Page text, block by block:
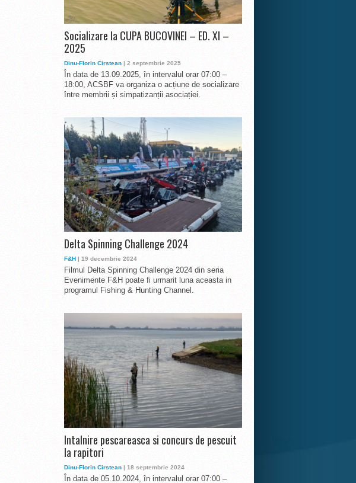
Socializare la CUPA BUCOVINEI – ED. XI –
2025
Dinu-Florin Cirstean | 2 septembrie 2025
În data de 13.09.2025, în intervalul orar 07:00 –
18:00, ACSBF va organiza o acțiune de socializare
între membrii și simpatizanții asociației.
Delta Spinning Challenge 2024
F&H | 19 decembrie 2024
Filmul Delta Spinning Challenge 2024 din seria
Evenimente F&H poate fi urmarit luna aceasta in
programul Fishing & Hunting Channel.
Intalnire pescareasca si concurs de pescuit
la rapitori
Dinu-Florin Cirstean | 18 septembrie 2024
În data de 05.10.2024, în intervalul orar 07:00 –